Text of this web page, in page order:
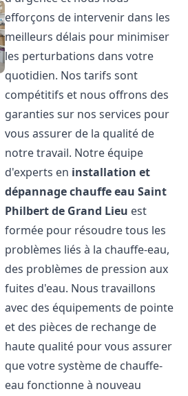
efforçons de intervenir dans les
meilleurs délais pour minimiser
les perturbations dans votre
quotidien. Nos tarifs sont
compétitifs et nous offrons des
garanties sur nos services pour
vous assurer de la qualité de
notre travail. Notre équipe
d'experts en installation et
dépannage chauffe eau Saint
Philbert de Grand Lieu est
formée pour résoudre tous les
problèmes liés à la chauffe-eau,
des problèmes de pression aux
fuites d'eau. Nous travaillons
avec des équipements de pointe
et des pièces de rechange de
haute qualité pour vous assurer
que votre système de chauffe-
eau fonctionne à nouveau